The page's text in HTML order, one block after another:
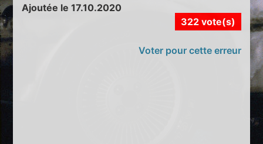
Ajoutée le 17.10.2020
322 vote(s)
Voter pour cette erreur